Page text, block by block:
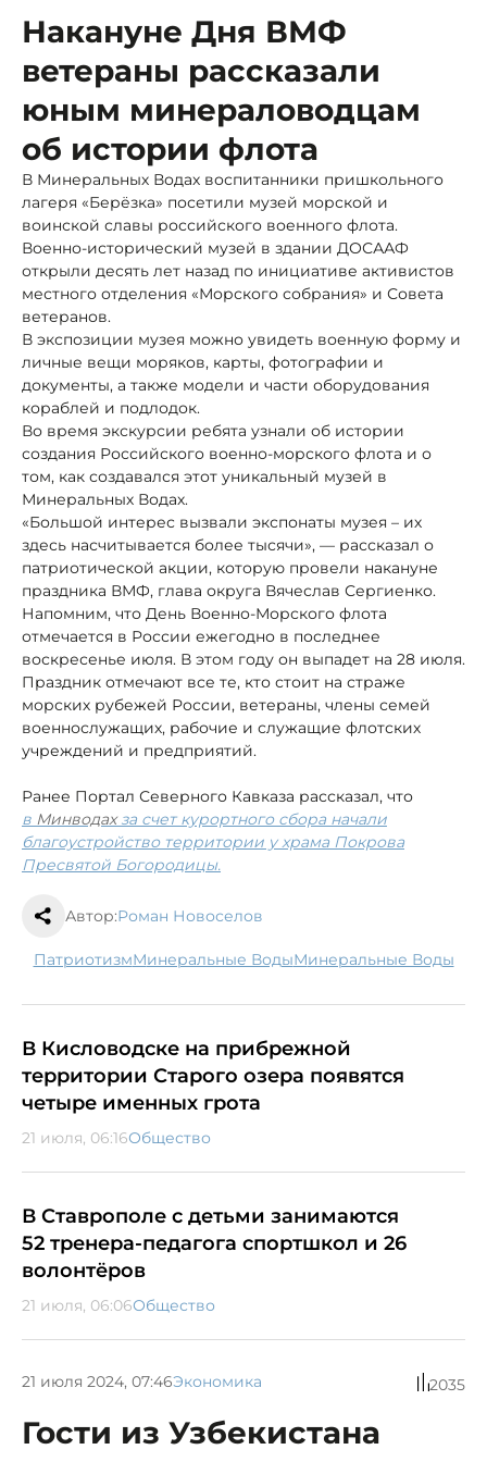
Накануне Дня ВМФ
ветераны рассказали
юным минераловодцам
об истории флота
В Минеральных Водах воспитанники пришкольного
лагеря «Берёзка» посетили музей морской и
воинской славы российского военного флота.
Военно-исторический музей в здании ДОСААФ
открыли десять лет назад по инициативе активистов
местного отделения «Морского собрания» и Совета
ветеранов.
В экспозиции музея можно увидеть военную форму и
личные вещи моряков, карты, фотографии и
документы, а также модели и части оборудования
кораблей и подлодок.
Во время экскурсии ребята узнали об истории
создания Российского военно-морского флота и о
том, как создавался этот уникальный музей в
Минеральных Водах.
«Большой интерес вызвали экспонаты музея – их
здесь насчитывается более тысячи», — рассказал о
патриотической акции, которую провели накануне
праздника ВМФ, глава округа Вячеслав Сергиенко.
Напомним, что День Военно-Морского флота
отмечается в России ежегодно в последнее
воскресенье июля. В этом году он выпадет на 28 июля.
Праздник отмечают все те, кто стоит на страже
морских рубежей России, ветераны, члены семей
военнослужащих, рабочие и служащие флотских
учреждений и предприятий.
Ранее Портал Северного Кавказа рассказал, что
в Минводахза счет курортного сбора начали
благоустройство территории у храма Покрова
Пресвятой Богородицы.
Автор:Роман Новоселов
патриотизм Минеральные Воды Минеральные Воды
В Кисловодске на прибрежной
территории Старого озера появятся
четыре именных грота
21 июля, 06:16Общество
В Ставрополе с детьми занимаются
52 тренера-педагога спортшкол и 26
волонтёров
21 июля, 06:06Общество
21 июля 2024, 07:46Экономика 2035
Гости из Узбекистана